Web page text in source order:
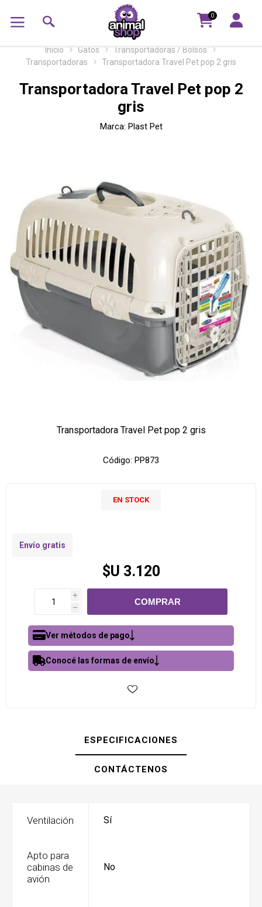
0
Inicio Gatos
Transportadoras / Bolsos
Transportadoras
Transportadora Travel Pet pop 2 gris
Transportadora Travel Pet pop 2
gris
Marca: Plast Pet
Transportadora Travel Pet pop 2 gris
Código: PP873
EN STOCK
Envío gratis
$U 3.120
i
h
Ver métodos de pago
Conocé las formas de envío
ESPECIFICACIONES
CONTÁCTENOS
Ventilación Sí
Apto para
cabinas de
avión
No